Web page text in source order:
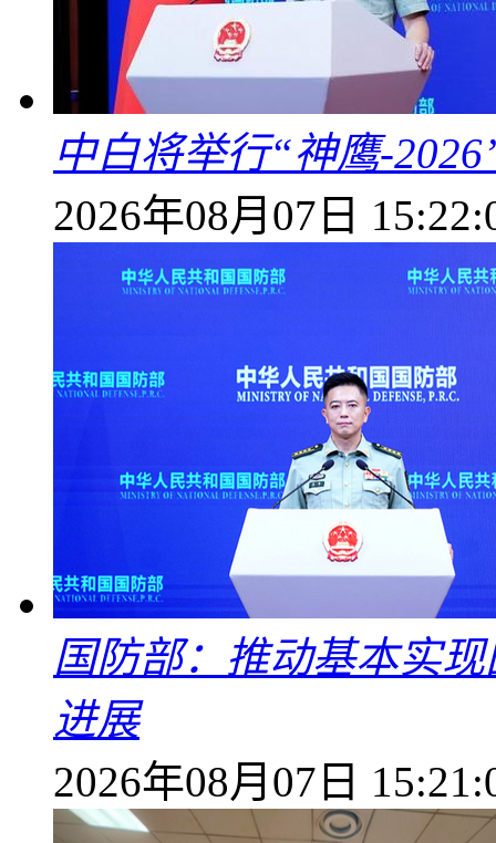
中白将举行“神鹰-
2026年08月07日
国防部：推动基本实
进展
2026年08月07日